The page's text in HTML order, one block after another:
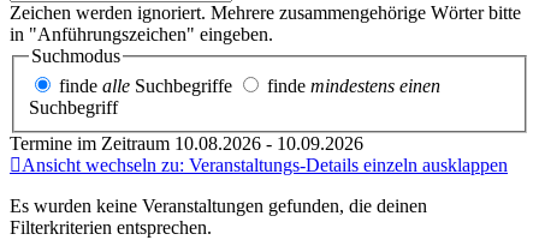
Zeichen werden ignoriert. Mehrere zusammengehörige Wörter bitte
in "Anführungszeichen" eingeben.
Suchmodus
finde alle Suchbegriffe finde mindestens einen
Suchbegriff
Termine im Zeitraum 10.08.2026 - 10.09.2026
Ansicht wechseln zu: Veranstaltungs-Details einzeln ausklappen
Es wurden keine Veranstaltungen gefunden, die deinen
Filterkriterien entsprechen.